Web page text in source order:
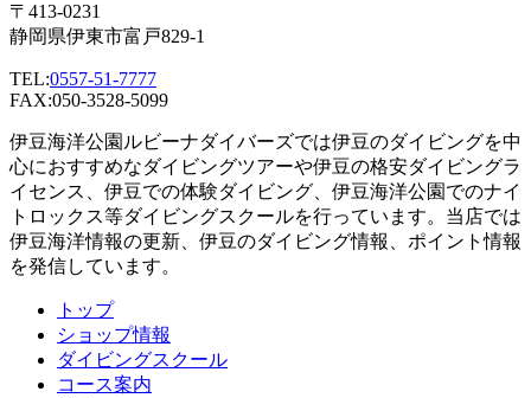
〒413-0231
静岡県伊東市富戸829-1
TEL:0557-51-7777
FAX:050-3528-5099
伊豆海洋公園ルビーナダイバーズでは伊豆のダイビングを中
心におすすめなダイビングツアーや伊豆の格安ダイビングラ
イセンス、伊豆での体験ダイビング、伊豆海洋公園でのナイ
トロックス等ダイビングスクールを行っています。当店では
伊豆海洋情報の更新、伊豆のダイビング情報、ポイント情報
を発信しています。
トップ
ショップ情報
ダイビングスクール
コース案内